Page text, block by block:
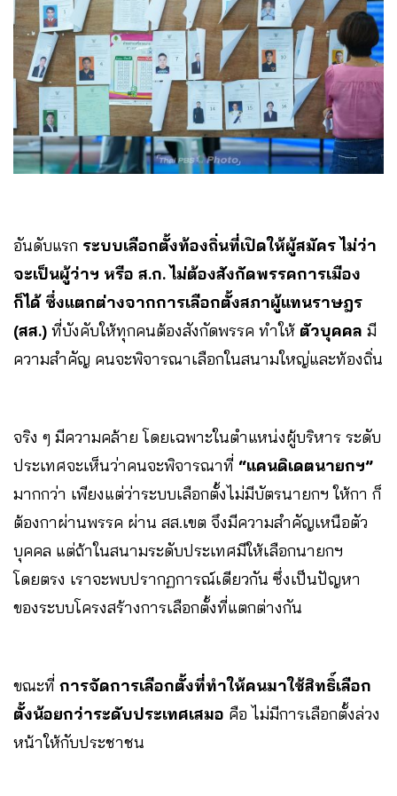
อันดับแรก ระบบเลือกตั้งท้องถิ่นที่เปิดให้ผู้สมัคร ไม่ว่า
จะเป็นผู้ว่าฯ หรือ ส.ก. ไม่ต้องสังกัดพรรคการเมือง
ก็ได้ ซึ่งแตกต่างจากการเลือกตั้งสภาผู้แทนราษฎร
(สส.) ที่บังคับให้ทุกคนต้องสังกัดพรรค ทำให้ ตัวบุคคล มี
ความสำคัญ คนจะพิจารณาเลือกในสนามใหญ่และท้องถิ่น
จริง ๆ มีความคล้าย โดยเฉพาะในตำแหน่งผู้บริหาร ระดับ
ประเทศจะเห็นว่าคนจะพิจารณาที่ “แคนดิเดตนายกฯ”
มากกว่า เพียงแต่ว่าระบบเลือกตั้งไม่มีบัตรนายกฯ ให้กา ก็
ต้องกาผ่านพรรค ผ่าน สส.เขต จึงมีความสำคัญเหนือตัว
บุคคล แต่ถ้าในสนามระดับประเทศมีให้เลือกนายกฯ
โดยตรง เราจะพบปรากฏการณ์เดียวกัน ซึ่งเป็นปัญหา
ของระบบโครงสร้างการเลือกตั้งที่แตกต่างกัน
ขณะที่ การจัดการเลือกตั้งที่ทำให้คนมาใช้สิทธิ์เลือก
ตั้งน้อยกว่าระดับประเทศเสมอ คือ ไม่มีการเลือกตั้งล่วง
หน้าให้กับประชาชน